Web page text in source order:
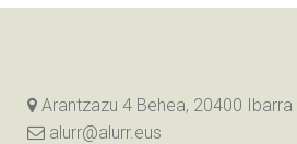
Arantzazu 4 Behea, 20400 Ibarra
alurr@alurr.eus